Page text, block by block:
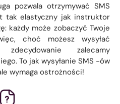
pozwala otrzymywać SMS
tak elastyczny jak instruktor
każdy może zobaczyć Twoje
choć możesz wysyłać
zalecamy
To jak wysyłanie SMS -ów
wymaga ostrożności!